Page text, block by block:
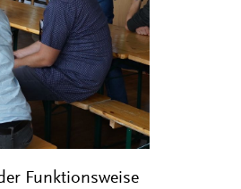
Funktionsweise